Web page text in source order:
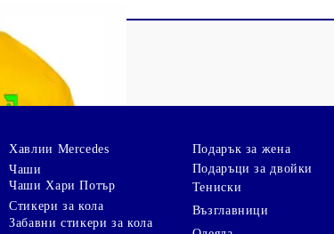
Хавлии Mercedes
Чаши
Чаши Хари Потър
Стикери за кола
Забавни стикери за кола
Подарък за жена
Подаръци за двойки
Тениски
Възглавници